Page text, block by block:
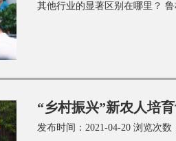
其他行业的显著区别在哪里？
“乡村振兴”新农人培
发布时间：2021-04-20 浏览次数